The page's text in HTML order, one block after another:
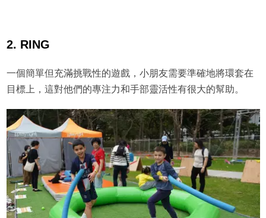
2. RING
一個簡單但充滿挑戰性的遊戲，小朋友需要準確地將環套在
目標上，這對他們的專注力和手部靈活性有很大的幫助。